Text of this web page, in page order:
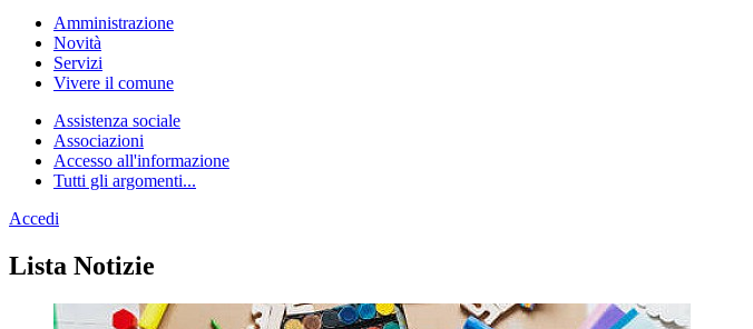
Amministrazione
Novità
Servizi
Vivere il comune
Assistenza sociale
Associazioni
Accesso all'informazione
Tutti gli argomenti...
Accedi
Homepage
Lista Notizie